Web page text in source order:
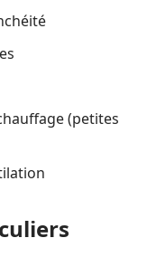
(petites